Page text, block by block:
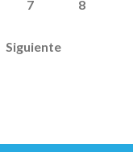
7 8
Siguiente